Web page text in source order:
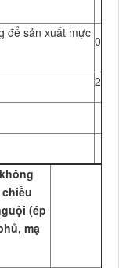
để sản xuất mực
0
2
(ép
mạ